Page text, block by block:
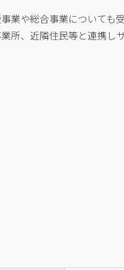
業や総合事業についても
所、近隣住民等と連携し